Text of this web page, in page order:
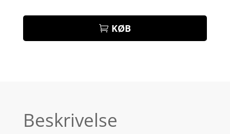
KØB
Beskrivelse